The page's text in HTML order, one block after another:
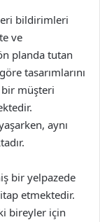
bildirimleri
ve
planda tutan
tasarımlarını
bir müşteri
aynı
bir yelpazede
etmektedir.
bireyler için